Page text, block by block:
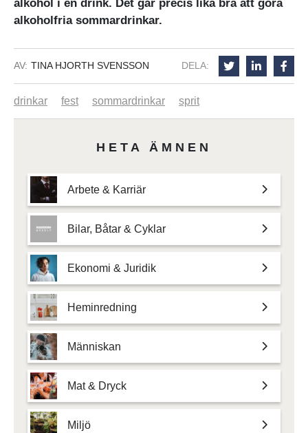
alkohol i en drink. Det går precis lika bra att göra
alkoholfria sommardrinkar.
AV: TINA HJORTH SVENSSON DELA:
drinkar fest sommardrinkar sprit
HETA ÄMNEN
Arbete & Karriär
Bilar, Båtar & Cyklar
Ekonomi & Juridik
Heminredning
Människan
Mat & Dryck
Miljö